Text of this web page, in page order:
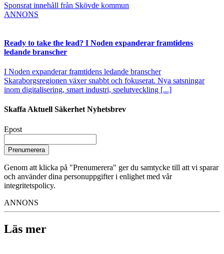
Sponsrat innehåll från Skövde kommun
ANNONS
Ready to take the lead? I Noden expanderar framtidens
ledande branscher
I Noden expanderar framtidens ledande branscher
Skaraborgsregionen växer snabbt och fokuserat. Nya satsningar
inom digitalisering, smart industri, spelutveckling [...]
Skaffa Aktuell Säkerhet Nyhetsbrev
Epost
Prenumerera
Genom att klicka på "Prenumerera" ger du samtycke till att vi sparar
och använder dina personuppgifter i enlighet med vår
integritetspolicy.
ANNONS
Läs mer